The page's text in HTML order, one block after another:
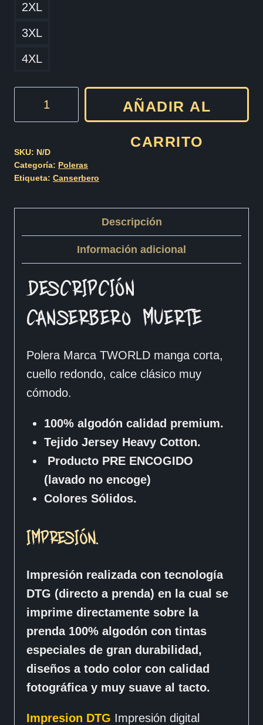
2XL
3XL
4XL
cantidad
AÑADIR AL
CARRITO
SKU: N/D
Categoría: Poleras
Etiqueta: Canserbero
Descripción
Información adicional
DESCRIPCIÓN
CANSERBERO – MUERTE
Polera Marca TWORLD manga corta,
cuello redondo, calce clásico muy
cómodo.
100% algodón calidad premium.
Tejido Jersey Heavy Cotton.
Producto PRE ENCOGIDO
(lavado no encoge)
Colores Sólidos.
IMPRESIÓN.
Impresión realizada con tecnología
DTG (directo a prenda) en la cual se
imprime directamente sobre la
prenda 100% algodón con tintas
especiales de gran durabilidad,
diseños a todo color con calidad
fotográfica y muy suave al tacto.
Impresion DTG Impresión digital